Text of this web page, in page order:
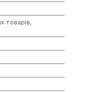
товарів,